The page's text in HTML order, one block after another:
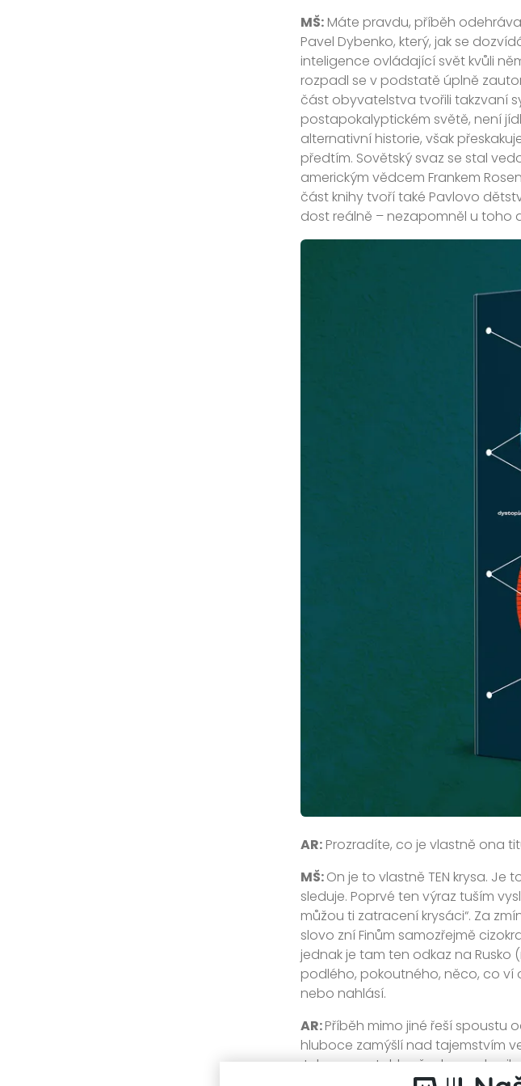
MŠ:Máte pravdu, příběh
Pavel Dybenko, který, jak se
inteligence ovládající svět kvůli
rozpadl se v podstatě úplně
část obyvatelstva tvořili takzvaní
postapokalyptickém světě, není
alternativní historie, však
předtím. Sovětský svaz se stal
americkým vědcem Frankem
část knihy tvoří také Pavlovo
dost reálně – nezapomněl u toho
AR:Prozradíte, co je vlastně ona
MŠ:On je to vlastně TEN krysa. Je
sleduje. Poprvé ten výraz tuším
můžou ti zatracení krysáci“. Za
slovo zní Finům samozřejmě
jednak je tam ten odkaz na Rusko
podlého, pokoutného, něco, co ví
nebo nahlásí.
AR:Příběh mimo jiné řeší spoustu
hluboce zamýšlí nad tajemstvím
Jak moc se tohle všechno